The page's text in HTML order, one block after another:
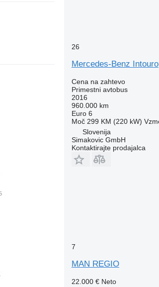
26
Mercedes-Benz Intouro
Cena na zahtevo
Primestni avtobus
2016
960.000 km
Euro 6
Moč 299 KM (220 kW)
Slovenija
Simakovic GmbH
Kontaktirajte prodajalca
7
MAN REGIO
22.000 € Neto